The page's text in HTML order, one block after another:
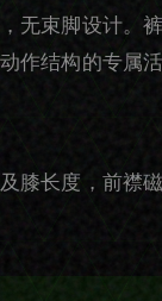
无束脚设计。
作结构的专属活
膝长度，前襟